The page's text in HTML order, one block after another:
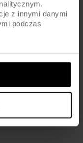
z innymi danymi
podczas
poświęć
dostępnych modeli – to
do Twojego